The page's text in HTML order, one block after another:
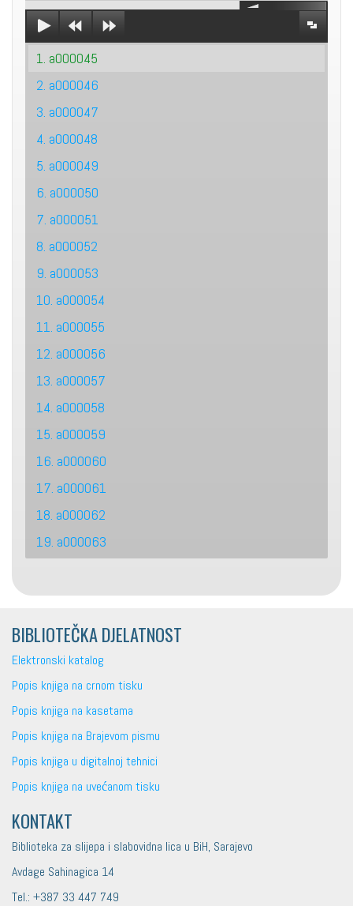
1. a000045
2. a000046
3. a000047
4. a000048
5. a000049
6. a000050
7. a000051
8. a000052
9. a000053
10. a000054
11. a000055
12. a000056
13. a000057
14. a000058
15. a000059
16. a000060
17. a000061
18. a000062
19. a000063
BIBLIOTEČKA DJELATNOST
Elektronski katalog
Popis knjiga na crnom tisku
Popis knjiga na kasetama
Popis knjiga na Brajevom pismu
Popis knjiga u digitalnoj tehnici
Popis knjiga na uvećanom tisku
KONTAKT
Biblioteka za slijepa i slabovidna lica u BiH, Sarajevo
Avdage Sahinagica 14
Tel.: +387 33 447 749